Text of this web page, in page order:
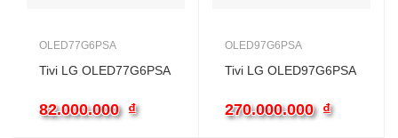
OLED77G6PSA
Tivi LG OLED77G6PSA
82.000.000 ₫
OLED97G6PSA
Tivi LG OLED97G6PSA
270.000.000 ₫